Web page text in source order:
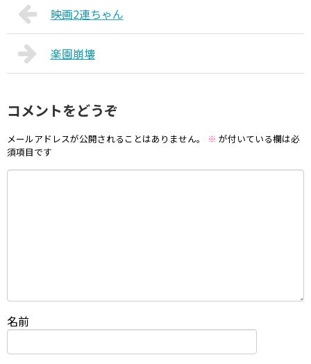
映画2連ちゃん
楽園崩壊
コメントをどうぞ
メールアドレスが公開されることはありません。 ※ が付いている欄は必
須項目です
名前